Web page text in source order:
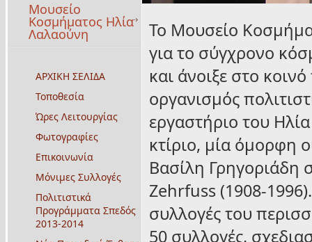
Μουσείο
Κοσμήματος Ηλία
Λαλαούνη
ΑΡΧΙΚΗ ΣΕΛΙΔΑ
Τοποθεσία
Ώρες Λειτουργίας
Φωτογραφίες
Επικοινωνία
Μόνιμες Συλλογές
Πολιτιστικά
Προγράμματα Σπεδός
2013-2014
Το Μουσείο
για το σύγχρονο
και άνοιξε στο
οργανισμός
εργαστήριο του
κτίριο, μία όμορφη
Βασίλη Γρηγοριάδη
Zehrfuss (1908-
συλλογές του
50 συλλογές,